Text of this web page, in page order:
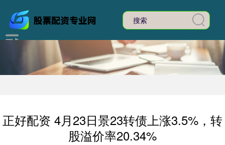
正好配资 4月23日景23转债上涨3.5%，转
股溢价率20.34%